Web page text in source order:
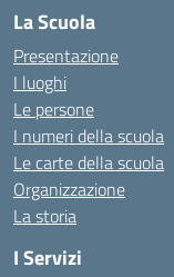
La Scuola
Presentazione
I luoghi
Le persone
I numeri della scuola
Le carte della scuola
Organizzazione
La storia
I Servizi